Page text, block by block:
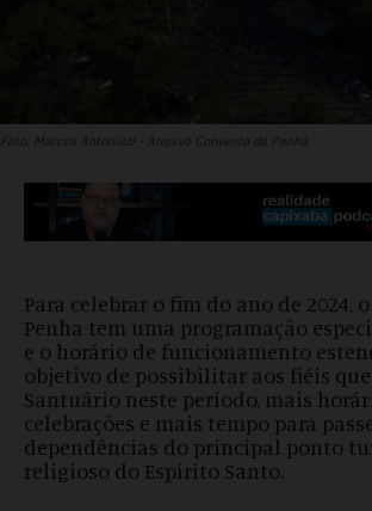
Foto: Marcos Antoniazi - Arquivo Convento da Penha
Para celebrar o fim do ano de 2024,
Penha tem uma programação
e o horário de funcionamento
objetivo de possibilitar aos fiéis
Santuário neste período, mais
celebrações e mais tempo para
dependências do principal ponto
religioso do Espírito Santo.